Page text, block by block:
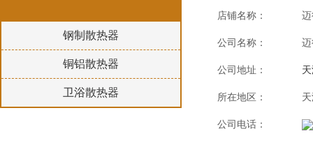
钢制散热器
铜铝散热器
卫浴散热器
店铺名称：
公司名称：
公司地址：
所在地区：
公司电话：